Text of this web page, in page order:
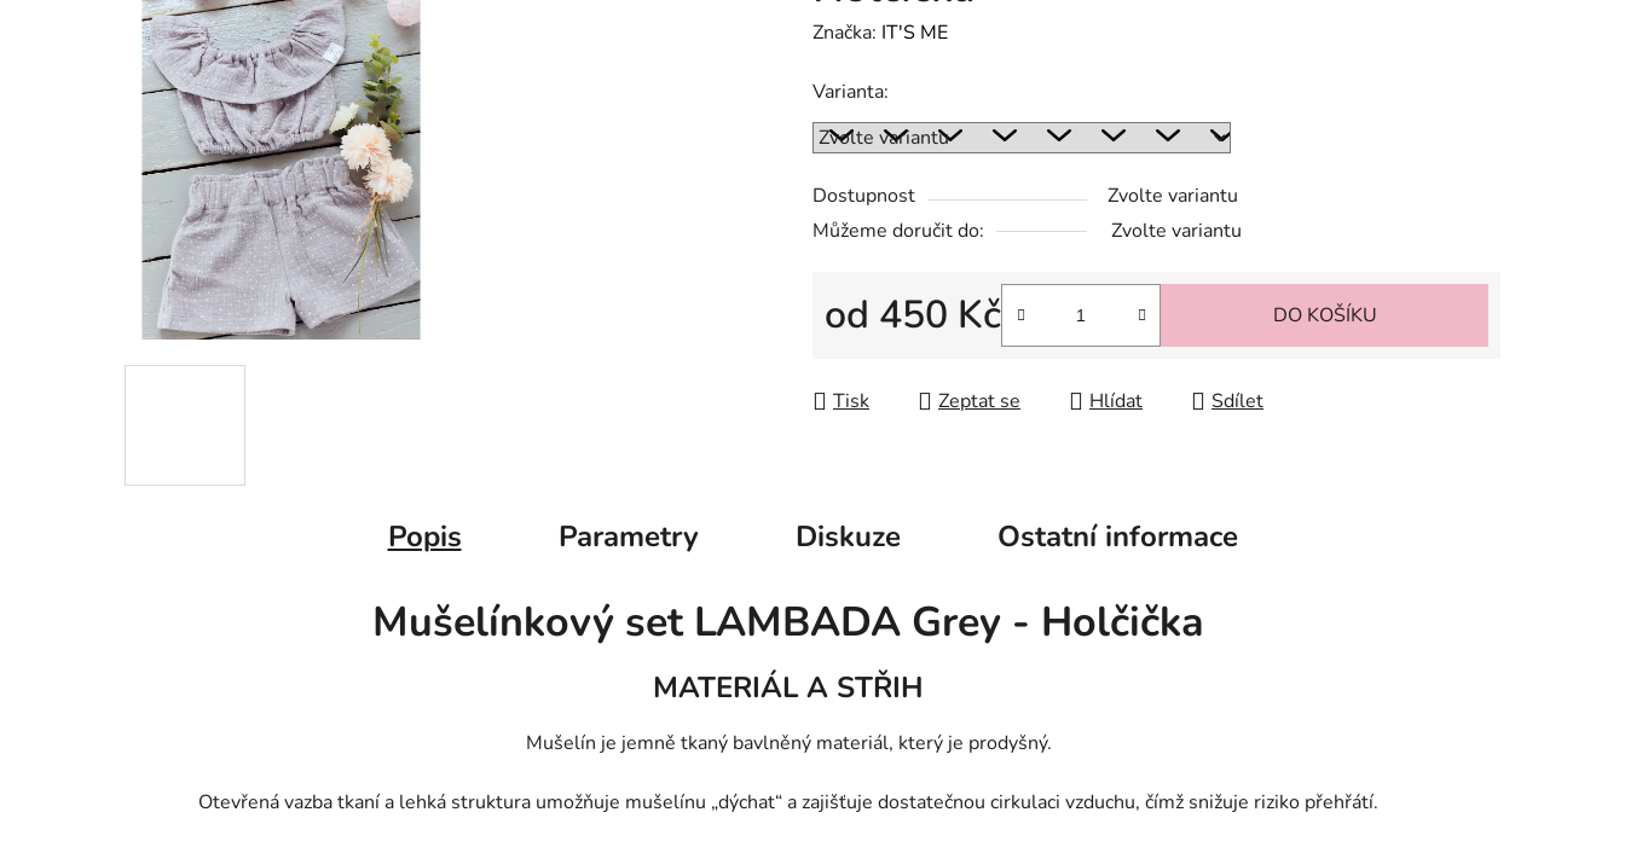
Značka: IT'S ME
Varianta:
Dostupnost
Zvolte variantu
Můžeme doručit do:
Zvolte variantu
od 450 Kč DO KOŠÍKU
Tisk Zeptat se Hlídat Sdílet
Popis Parametry Diskuze Ostatní informace
Mušelínkový set LAMBADA Grey - Holčička
MATERIÁL A STŘIH
Mušelín je jemně tkaný bavlněný materiál, který je prodyšný.
Otevřená vazba tkaní a lehká struktura umožňuje mušelínu „dýchat“ a zajišťuje dostatečnou cirkulaci vzduchu, čímž snižuje riziko přehřátí.